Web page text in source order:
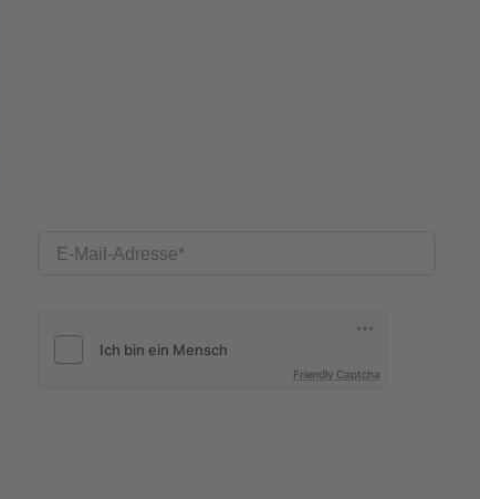
E-Mail-Adresse
Friendly Captcha